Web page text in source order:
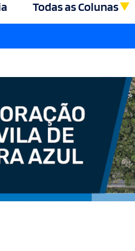
Todas as Colunas